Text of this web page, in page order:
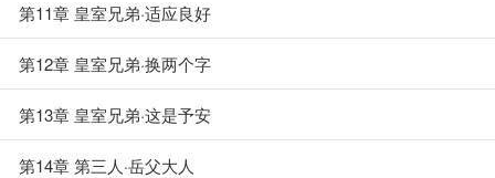
第11章 皇室兄弟·适应良好
第12章 皇室兄弟·换两个字
第13章 皇室兄弟·这是予安
第14章 第三人·岳父大人